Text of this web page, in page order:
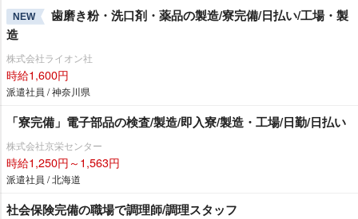
NEW
歯磨き粉・洗口剤・薬品の製造/寮完備/日払い/工場・製
造
株式会社ライオン社
時給1,600円
派遣社員 / 神奈川県
「寮完備」電子部品の検査/製造/即入寮/製造・工場/日勤/日払い
株式会社京栄センター
時給1,250円～1,563円
派遣社員 / 北海道
社会保険完備の職場で調理師/調理スタッフ